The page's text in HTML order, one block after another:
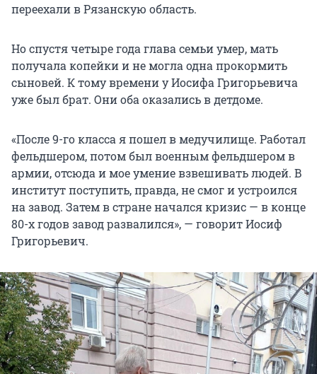
переехали в Рязанскую область.
Но спустя четыре года глава семьи умер, мать
получала копейки и не могла одна прокормить
сыновей. К тому времени у Иосифа Григорьевича
уже был брат. Они оба оказались в детдоме.
«После 9-го класса я пошел в медучилище. Работал
фельдшером, потом был военным фельдшером в
армии, отсюда и мое умение взвешивать людей. В
институт поступить, правда, не смог и устроился
на завод. Затем в стране начался кризис — в конце
80-х годов завод развалился», — говорит Иосиф
Григорьевич.